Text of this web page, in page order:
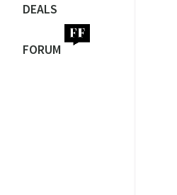
DEALS
FORUM